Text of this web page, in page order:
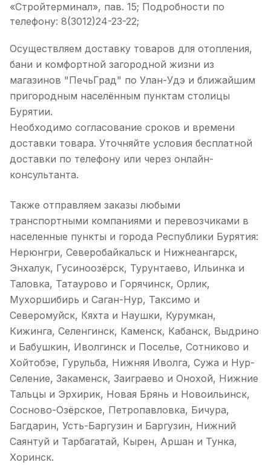
«Стройтерминал», пав. 15; Подробности по
телефону: 8(3012)24-23-22;
Осуществляем доставку товаров для отопления,
бани и комфортной загородной жизни из
магазинов "ПечьГрад" по Улан-Удэ и ближайшим
пригородным населённым пунктам столицы
Бурятии.
Необходимо согласование сроков и времени
доставки товара. Уточняйте условия бесплатной
доставки по телефону или через онлайн-
консультанта.
Также отправляем заказы любыми
транспортными компаниями и перевозчиками в
населенные пункты и города Республики Бурятия:
Нерюнгри, Северобайкальск и Нижнеангарск,
Энхалук, Гусиноозёрск, Турунтаево, Ильинка и
Таловка, Татаурово и Горячинск, Орлик,
Мухоршибирь и Саган-Нур, Таксимо и
Северомуйск, Кяхта и Наушки, Курумкан,
Кижинга, Селенгинск, Каменск, Кабанск, Выдрино
и Бабушкин, Иволгинск и Поселье, Сотниково и
Хойтобэе, Гурульба, Нижняя Иволга, Сужа и Нур-
Селение, Закаменск, Заиграево и Онохой, Нижние
Тальцы и Эрхирик, Новая Брянь и Новоильинск,
Сосново-Озёрское, Петропавловка, Бичура,
Багдарин, Усть-Баргузин и Баргузин, Нижний
Саянтуй и Тарбагатай, Кырен, Аршан и Тунка,
Хоринск.